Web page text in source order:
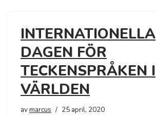
INTERNATIONELLA
DAGEN FÖR
TECKENSPRÅKEN I
VÄRLDEN
avmarcus 25 april, 2020